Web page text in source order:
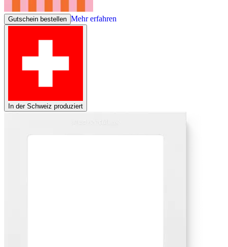
Gutschein bestellen Mehr erfahren
In der Schweiz produziert